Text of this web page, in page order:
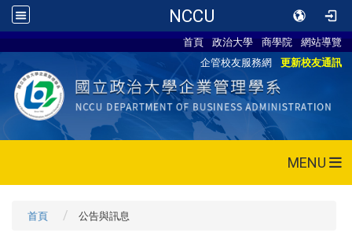
NCCU
首頁 政治大學 商學院
網站導覽
企管校友服務網
更新校友通訊
MENU
首頁 公告與訊息